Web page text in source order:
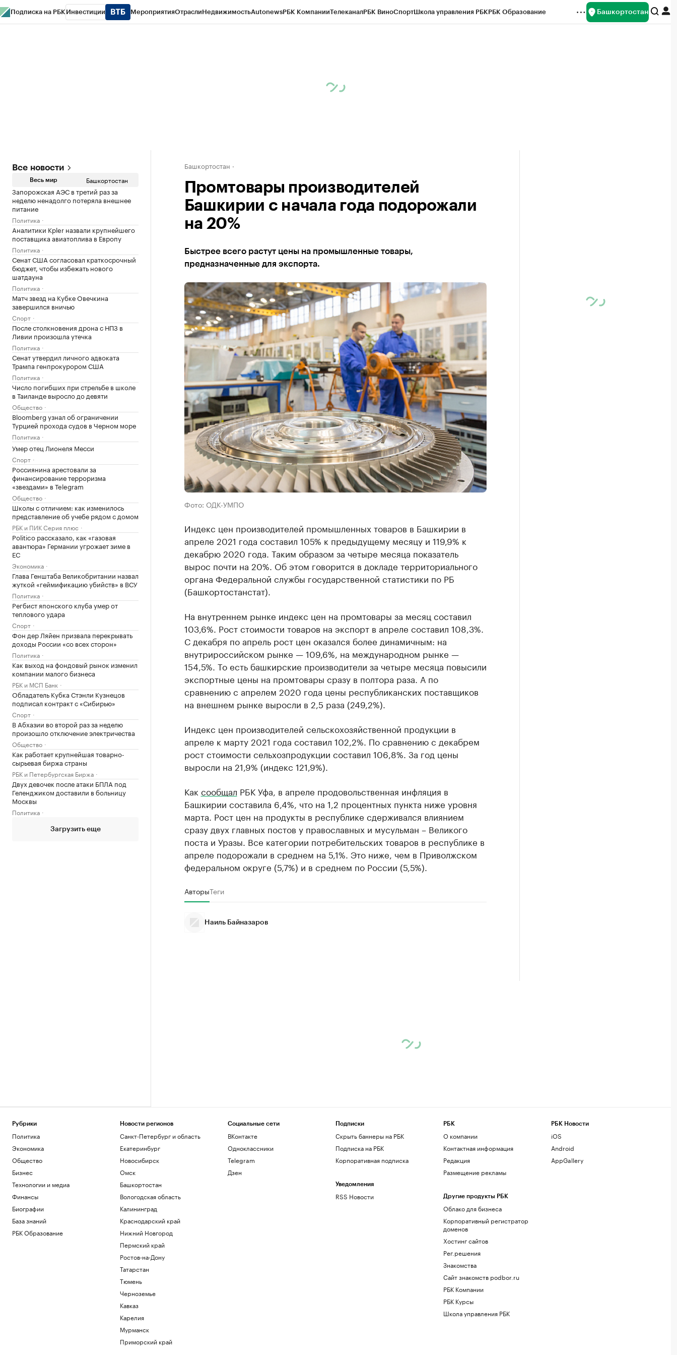
Подписка на РБК Инвестиции МероприятияОтраслиНедвижимостьAutonewsРБК КомпанииТелеканалРБК ВиноСпортШкола управления РБКРБК Образование Башкортостан
Все новости
Весь мир Башкортостан
Запорожская АЭС в третий раз за
неделю ненадолго потеряла внешнее
питание
Политика
Аналитики Kpler назвали крупнейшего
поставщика авиатоплива в Европу
Политика
Сенат США согласовал краткосрочный
бюджет, чтобы избежать нового
шатдауна
Политика
Матч звезд на Кубке Овечкина
завершился вничью
Спорт
После столкновения дрона с НПЗ в
Ливии произошла утечка
Политика
Сенат утвердил личного адвоката
Трампа генпрокурором США
Политика
Число погибших при стрельбе в школе
в Таиланде выросло до девяти
Общество
Bloomberg узнал об ограничении
Турцией прохода судов в Черном море
Политика
Умер отец Лионеля Месси
Спорт
Россиянина арестовали за
финансирование терроризма
«звездами» в Telegram
Общество
Школы с отличием: как изменилось
представление об учебе рядом с домом
РБК и ПИК Серия плюс
Politico рассказало, как «газовая
авантюра» Германии угрожает зиме в
ЕС
Экономика
Глава Генштаба Великобритании назвал
жуткой «геймификацию убийств» в ВСУ
Политика
Регбист японского клуба умер от
теплового удара
Спорт
Фон дер Ляйен призвала перекрывать
доходы России «со всех сторон»
Политика
Как выход на фондовый рынок изменил
компании малого бизнеса
РБК и МСП Банк
Обладатель Кубка Стэнли Кузнецов
подписал контракт с «Сибирью»
Спорт
В Абхазии во второй раз за неделю
произошло отключение электричества
Общество
Как работает крупнейшая товарно-
сырьевая биржа страны
РБК и Петербургская Биржа
Двух девочек после атаки БПЛА под
Геленджиком доставили в больницу
Москвы
Политика
Загрузить еще
Башкортостан
Промтовары производителей
Башкирии с начала года подорожали
на 20%
Быстрее всего растут цены на промышленные товары,
предназначенные для экспорта.
Фото: ОДК-УМПО
Индекс цен производителей промышленных товаров в Башкирии в
апреле 2021 года составил 105% к предыдущему месяцу и 119,9% к
декабрю 2020 года. Таким образом за четыре месяца показатель
вырос почти на 20%. Об этом говорится в докладе территориального
органа Федеральной службы государственной статистики по РБ
(Башкортостанстат).
На внутреннем рынке индекс цен на промтовары за месяц составил
103,6%. Рост стоимости товаров на экспорт в апреле составил 108,3%.
С декабря по апрель рост цен оказался более динамичным: на
внутрироссийском рынке — 109,6%, на международном рынке —
154,5%. То есть башкирские производители за четыре месяца повысили
экспортные цены на промтовары сразу в полтора раза. А по
сравнению с апрелем 2020 года цены республиканских поставщиков
на внешнем рынке выросли в 2,5 раза (249,2%).
Индекс цен производителей сельскохозяйственной продукции в
апреле к марту 2021 года составил 102,2%. По сравнению с декабрем
рост стоимости сельхозпродукции составил 106,8%. За год цены
выросли на 21,9% (индекс 121,9%).
Как сообщал РБК Уфа, в апреле продовольственная инфляция в
Башкирии составила 6,4%, что на 1,2 процентных пункта ниже уровня
марта. Рост цен на продукты в республике сдерживался влиянием
сразу двух главных постов у православных и мусульман – Великого
поста и Уразы. Все категории потребительских товаров в республике в
апреле подорожали в среднем на 5,1%. Это ниже, чем в Приволжском
федеральном округе (5,7%) и в среднем по России (5,5%).
АвторыТеги
Наиль Байназаров
Рубрики
Политика
Экономика
Общество
Бизнес
Технологии и медиа
Финансы
Биографии
База знаний
РБК Образование
Новости регионов
Санкт-Петербург и область
Екатеринбург
Новосибирск
Омск
Башкортостан
Вологодская область
Калининград
Краснодарский край
Нижний Новгород
Пермский край
Ростов-на-Дону
Татарстан
Тюмень
Черноземье
Кавказ
Карелия
Мурманск
Приморский край
Социальные сети
ВКонтакте
Одноклассники
Telegram
Дзен
Подписки
Скрыть баннеры на РБК
Подписка на РБК
Корпоративная подписка
Уведомления
RSS Новости
РБК
О компании
Контактная информация
Редакция
Размещение рекламы
Другие продукты РБК
Облако для бизнеса
Корпоративный регистратор
доменов
Хостинг сайтов
Рег.решения
Знакомства
Сайт знакомств podbor.ru
РБК Компании
РБК Курсы
Школа управления РБК
РБК Новости
iOS
Android
AppGallery